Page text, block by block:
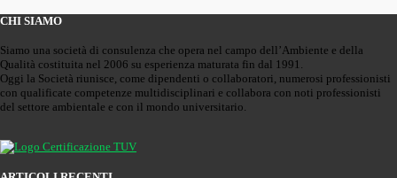
CHI SIAMO
Siamo una società di consulenza che opera nel campo dell’Ambiente e della
Qualità costituita nel 2006 su esperienza maturata fin dal 1991.
Oggi la Società riunisce, come dipendenti o collaboratori, numerosi professionisti
con qualificate competenze multidisciplinari e collabora con noti professionisti
del settore ambientale e con il mondo universitario.